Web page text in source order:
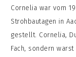
Cornelia war vom
Strohbautagen in
gestellt. Cornelia,
Fach, sondern